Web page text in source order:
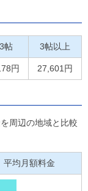
帖 3帖以上
円 27,601円
周辺の地域と比較
平均月額料金